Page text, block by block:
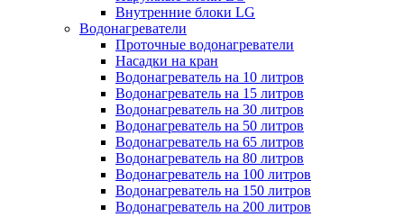
Внутренние блоки LG
Водонагреватели
Проточные водонагреватели
Наcадки на кран
Водонагреватель на 10 литров
Водонагреватель на 15 литров
Водонагреватель на 30 литров
Водонагреватель на 50 литров
Водонагреватель на 65 литров
Водонагреватель на 80 литров
Водонагреватель на 100 литров
Водонагреватель на 150 литров
Водонагреватель на 200 литров